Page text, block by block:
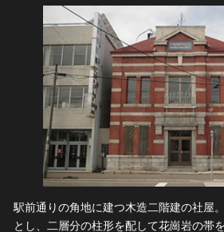
駅前通りの角地に建つ木造二階建の社屋
とし、二層分の柱形を配して花崗岩の帯